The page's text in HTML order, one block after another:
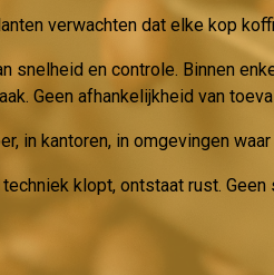
verwachten dat elke kop
snelheid en controle. Binnen
Geen afhankelijkheid van
in kantoren, in omgevingen
klopt, ontstaat rust.